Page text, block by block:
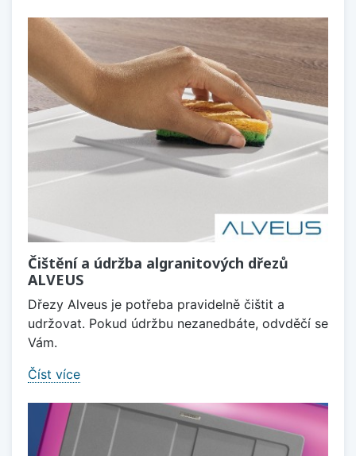
Čištění a údržba algranitových dřezů
ALVEUS
Dřezy Alveus je potřeba pravidelně čištit a
udržovat. Pokud údržbu nezanedbáte, odvděčí se
Vám.
Číst více